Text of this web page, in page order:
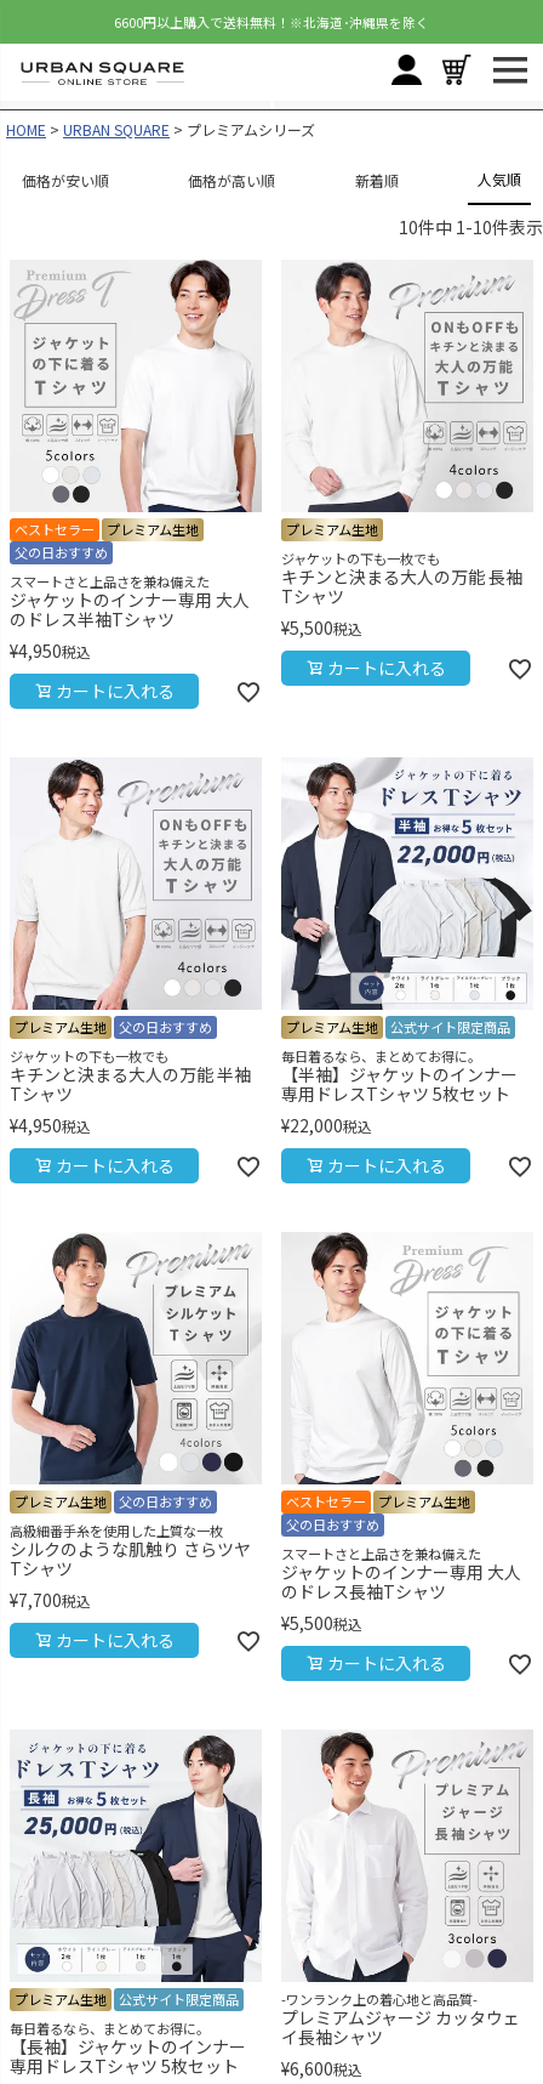
6600円以上購入で送料無料！ ※北海道･沖縄県を除く
HOME URBAN SQUARE プレミアムシリーズ
価格が安い順 価格が高い順 新着順 人気順
10件中 1-10件表示
ベストセラー
プレミアム生地
父の日おすすめ
スマートさと上品さを兼ね備えた
ジャケットのインナー専用 大人
のドレス半袖Tシャツ
¥4,950税込
カートに入れる
プレミアム生地
ジャケットの下も一枚でも
キチンと決まる大人の万能 長袖
Tシャツ
¥5,500税込
カートに入れる
プレミアム生地
父の日おすすめ
ジャケットの下も一枚でも
キチンと決まる大人の万能 半袖
Tシャツ
¥4,950税込
カートに入れる
プレミアム生地
公式サイト限定商品
毎日着るなら、まとめてお得に。
【半袖】ジャケットのインナー
専用ドレスTシャツ 5枚セット
¥22,000税込
カートに入れる
プレミアム生地
父の日おすすめ
高級細番手糸を使用した上質な一枚
シルクのような肌触り さらツヤ
Tシャツ
¥7,700税込
カートに入れる
ベストセラー
プレミアム生地
父の日おすすめ
スマートさと上品さを兼ね備えた
ジャケットのインナー専用 大人
のドレス長袖Tシャツ
¥5,500税込
カートに入れる
プレミアム生地
公式サイト限定商品
毎日着るなら、まとめてお得に。
【長袖】ジャケットのインナー
専用ドレスTシャツ 5枚セット
-ワンランク上の着心地と高品質-
プレミアムジャージ カッタウェ
イ長袖シャツ
¥6,600税込